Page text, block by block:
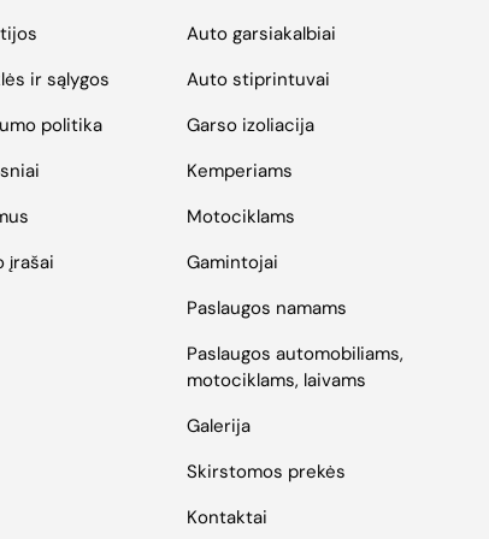
ir sąlygos
politika
įrašai
Auto garsiakalbiai
Auto stiprintuvai
Garso izoliacija
Kemperiams
Motociklams
Gamintojai
Paslaugos namams
Paslaugos automobiliams,
motociklams, laivams
Galerija
Skirstomos prekės
Kontaktai